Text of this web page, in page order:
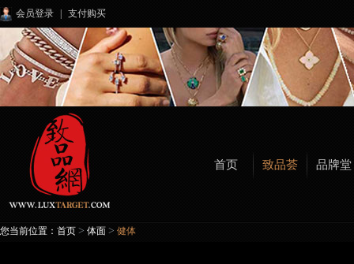
会员登录 支付购买
首页 致品荟 品牌堂
您当前位置： 首页 > 体面 > 健体